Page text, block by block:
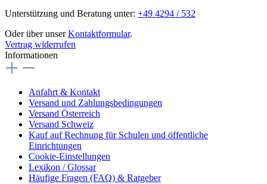
Unterstützung und Beratung unter: +49 4294 / 532
Oder über unserKontaktformular.
Vertrag widerrufen
Informationen
Anfahrt & Kontakt
Versand und Zahlungsbedingungen
Versand Österreich
Versand Schweiz
Kauf auf Rechnung für Schulen und öffentliche
Einrichtungen
Cookie-Einstellungen
Lexikon / Glossar
Häufige Fragen (FAQ) & Ratgeber